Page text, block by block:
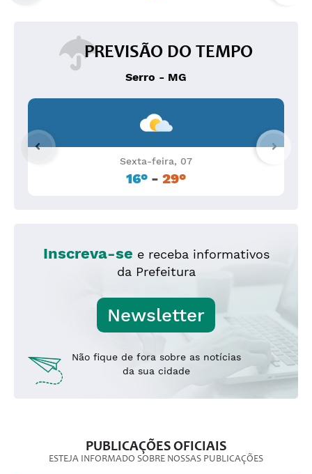
PREVISÃO DO TEMPO
Serro - MG
Sexta-feira, 07
16° - 29°
Inscreva-se e receba informativos
da Prefeitura
Newsletter
Não fique de fora sobre as notícias
da sua cidade
PUBLICAÇÕES OFICIAIS
ESTEJA INFORMADO SOBRE NOSSAS PUBLICAÇÕES